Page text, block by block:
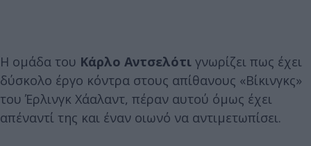
Η ομάδα του Κάρλο Αντσελότι γνωρίζει πως έχει
δύσκολο έργο κόντρα στους απίθανους «Βίκινγκς»
του Έρλινγκ Χάαλαντ, πέραν αυτού όμως έχει
απέναντί της και έναν οιωνό να αντιμετωπίσει.